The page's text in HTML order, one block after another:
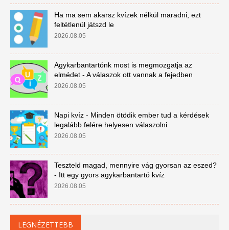
Ha ma sem akarsz kvízek nélkül maradni, ezt
feltétlenül játszd le
2026.08.05
Agykarbantartónk most is megmozgatja az
elmédet - A válaszok ott vannak a fejedben
2026.08.05
Napi kvíz - Minden ötödik ember tud a kérdések
legalább felére helyesen válaszolni
2026.08.05
Teszteld magad, mennyire vág gyorsan az eszed?
- Itt egy gyors agykarbantartó kvíz
2026.08.05
LEGNÉZETTEBB